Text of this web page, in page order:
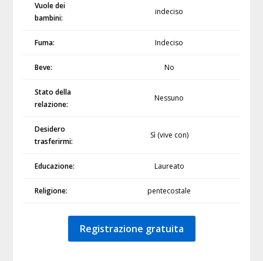
Vuole dei
bambini:
indeciso
Fuma: Indeciso
Beve: No
Stato della
relazione:
Nessuno
Desidero
trasferirmi:
Sì (vive con)
Educazione: Laureato
Religione: pentecostale
Registrazione gratuita